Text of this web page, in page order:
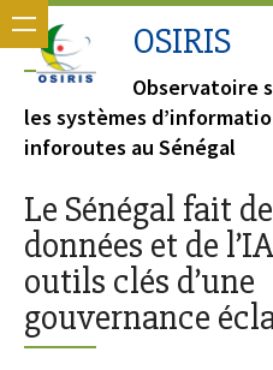
OSIRIS
Observatoire
les systèmes
inforoutes au Sénégal
Le Sénégal fait
données et de
outils clés d’une
gouvernance